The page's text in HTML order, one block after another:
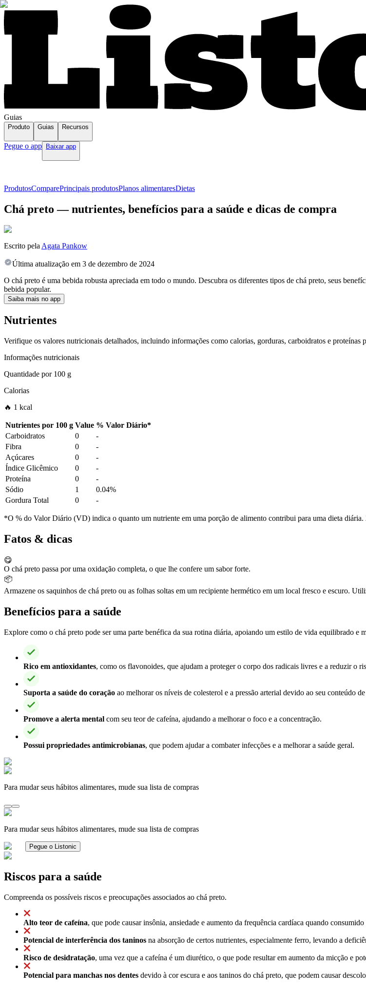
Guias
Produto Guias Recursos
Pegue o app Baixar app
ProdutosComparePrincipais produtosPlanos alimentaresDietas
Chá preto — nutrientes, benefícios para a saúde e dicas de compra
Escrito pelaAgata Pankow
Última atualização em 3 de dezembro de 2024
O chá preto é uma bebida robusta apreciada em todo o mundo. Descubra os diferentes tipos de chá preto, seus
bebida popular.
Saiba mais no app
Nutrientes
Verifique os valores nutricionais detalhados, incluindo informações como calorias, gorduras, carboidratos e proteínas
Informações nutricionais
Quantidade por100 g
Calorias
🔥 1 kcal
Nutrientes por 100 g Value % Valor Diário*
Carboidratos
0
-
Fibra
0
-
Açúcares
0
-
Índice Glicêmico
0
-
Proteína
0
-
Sódio
1
0.04%
Gordura Total
0 -
*O % do Valor Diário (VD) indica o quanto um nutriente em uma porção de alimento contribui para uma dieta
Fatos & dicas
😋
O chá preto passa por uma oxidação completa, o que lhe confere um sabor forte.
📦
Armazene os saquinhos de chá preto ou as folhas soltas em um recipiente hermético em um local fresco e escuro.
Benefícios para a saúde
Explore como o chá preto pode ser uma parte benéfica da sua rotina diária, apoiando um estilo de vida equilibrado e
Rico em antioxidantes, como os flavonoides, que ajudam a proteger o corpo dos radicais livres e a reduzir o
Suporta a saúde do coração ao melhorar os níveis de colesterol e a pressão arterial devido ao seu conteúdo
Promove a alerta mental com seu teor de cafeína, ajudando a melhorar o foco e a concentração.
Possui propriedades antimicrobianas, que podem ajudar a combater infecções e a melhorar a saúde geral.
Para mudar seus hábitos alimentares, mude sua lista de compras
Para mudar seus hábitos alimentares, mude sua lista de compras
Pegue o Listonic
Riscos para a saúde
Compreenda os possíveis riscos e preocupações associados ao chá preto.
Alto teor de cafeína, que pode causar insônia, ansiedade e aumento da frequência cardíaca quando
Potencial de interferência dos taninos na absorção de certos nutrientes, especialmente ferro, levando a
Risco de desidratação, uma vez que a cafeína é um diurético, o que pode resultar em aumento da micção e
Potencial para manchas nos dentes devido à cor escura e aos taninos do chá preto, que podem causar